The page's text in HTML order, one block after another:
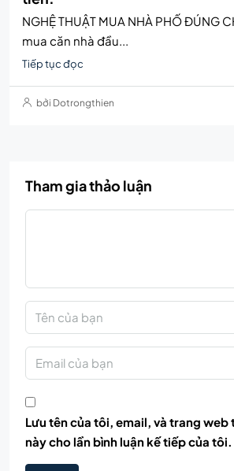
NGHỆ THUẬT MUA NHÀ PHỐ ĐÚNG
mua căn nhà đầu...
Tiếp tục đọc
bởi Dotrongthien
Tham gia thảo luận
Lưu tên của tôi, email, và trang
này cho lần bình luận kế tiếp của tôi.